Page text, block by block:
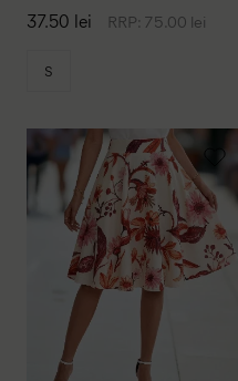
37.50 lei RRP: 75.00 lei
S